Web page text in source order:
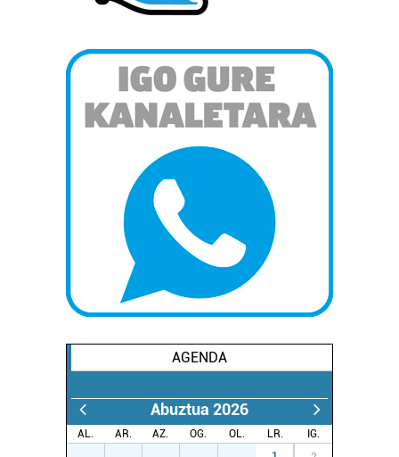
AGENDA
Abuztua 2026
AL. AR. AZ. OG. OL. LR.
IG.